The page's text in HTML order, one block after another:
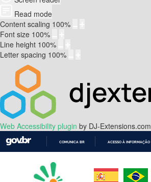
Read mode
Content scaling 100%
Font size 100%
Line height 100%
Letter spacing 100%
Web Accessibility plugin by DJ-Extensions.com
CONTEÚDO
COMUNICA BR ACESSO À INFORMAÇÃO